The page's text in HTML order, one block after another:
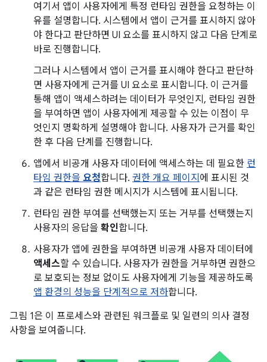
여기서 앱이 사용자에게 특정 런타임 권한을 요청하는 이
유를 설명합니다. 시스템에서 앱이 근거를 표시하지 않아
야 한다고 판단하면 UI 요소를 표시하지 않고 다음 단계로
바로 진행합니다.
그러나 시스템에서 앱이 근거를 표시해야 한다고 판단하
면 사용자에게 근거를 UI 요소로 표시합니다. 이 근거를
통해 앱이 액세스하려는 데이터가 무엇인지, 런타임 권한
을 부여하면 앱이 사용자에게 제공할 수 있는 이점이 무
엇인지 명확하게 설명해야 합니다. 사용자가 근거를 확인
한 후 다음 단계를 진행합니다.
앱에서 비공개 사용자 데이터에 액세스하는 데 필요한 런
타임 권한을 요청합니다. 권한 개요 페이지 에 표시된 것
과 같은 런타임 권한 메시지가 시스템에 표시됩니다.
런타임 권한 부여를 선택했는지 또는 거부를 선택했는지
사용자의 응답을 확인합니다.
사용자가 앱에 권한을 부여하면 비공개 사용자 데이터에
액세스할 수 있습니다. 사용자가 권한을 거부하면 권한으
로 보호되는 정보 없이도 사용자에게 기능을 제공하도록
앱 환경의 성능을 단계적으로 저하합니다.
그림 1은 이 프로세스와 관련된 워크플로 및 일련의 의사 결정
사항을 보여줍니다.